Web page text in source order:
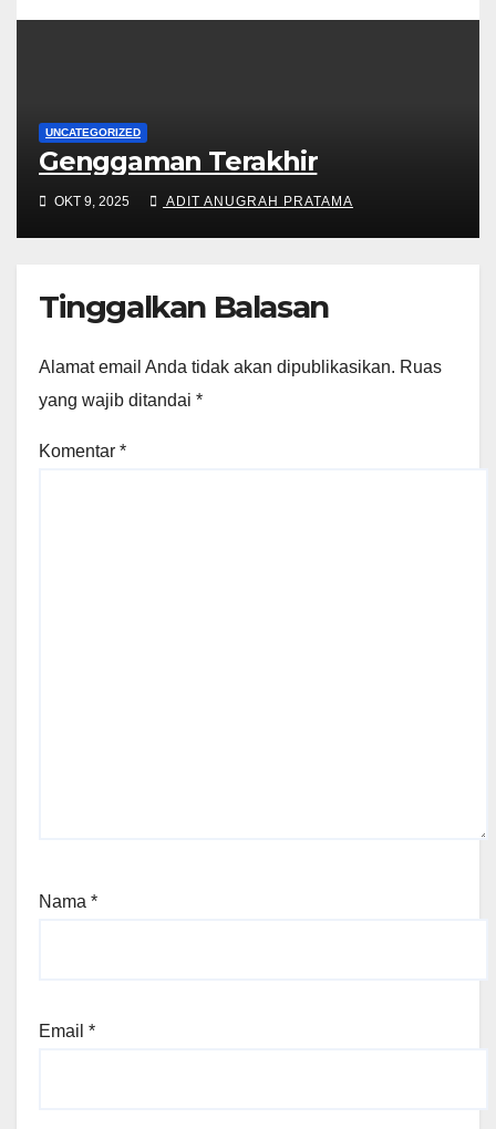
UNCATEGORIZED
Genggaman Terakhir
OKT 9, 2025 ADIT ANUGRAH PRATAMA
Tinggalkan Balasan
Alamat email Anda tidak akan dipublikasikan. Ruas
yang wajib ditandai *
Komentar *
Nama *
Email *